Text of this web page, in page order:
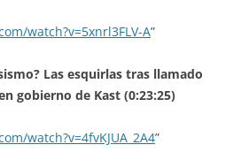
watch?v=5xnrl3FLV-A”
Las esquirlas tras llamado
gobierno de Kast (0:23:25)
watch?v=4fvKJUA_2A4”